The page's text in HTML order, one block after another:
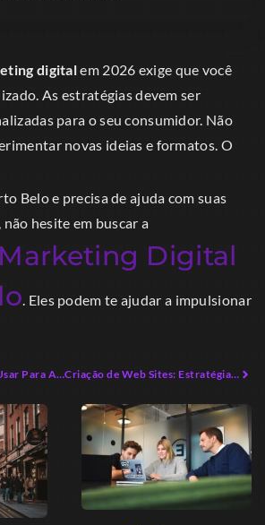
digitalem 2026 exige que você
As estratégias devem ser
para o seu consumidor. Não
novas ideias e formatos. O
Belo e precisa de ajuda com suas
hesite em buscar a
Digital
. Eles podem te ajudar a impulsionar
Tráfego Pago: Como Usar Para Aumentar Vendas Criação de Web Sites: Estratégias Sustentáveis para 2026